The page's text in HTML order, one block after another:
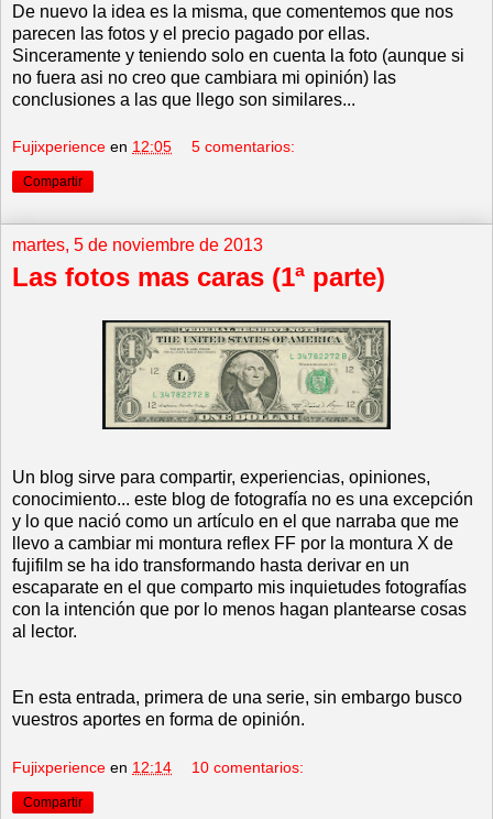
De nuevo la idea es la misma, que comentemos que nos
parecen las fotos y el precio pagado por ellas.
Sinceramente y teniendo solo en cuenta la foto (aunque si
no fuera asi no creo que cambiara mi opinión) las
conclusiones a las que llego son similares...
Fujixperience en 12:05 5 comentarios:
Compartir
martes, 5 de noviembre de 2013
Las fotos mas caras (1ª parte)
Un blog sirve para compartir, experiencias, opiniones,
conocimiento... este blog de fotografía no es una excepción
y lo que nació como un artículo en el que narraba que me
llevo a cambiar mi montura reflex FF por la montura X de
fujifilm se ha ido transformando hasta derivar en un
escaparate en el que comparto mis inquietudes fotografías
con la intención que por lo menos hagan plantearse cosas
al lector.
En esta entrada, primera de una serie, sin embargo busco
vuestros aportes en forma de opinión.
Fujixperience en 12:14 10 comentarios:
Compartir